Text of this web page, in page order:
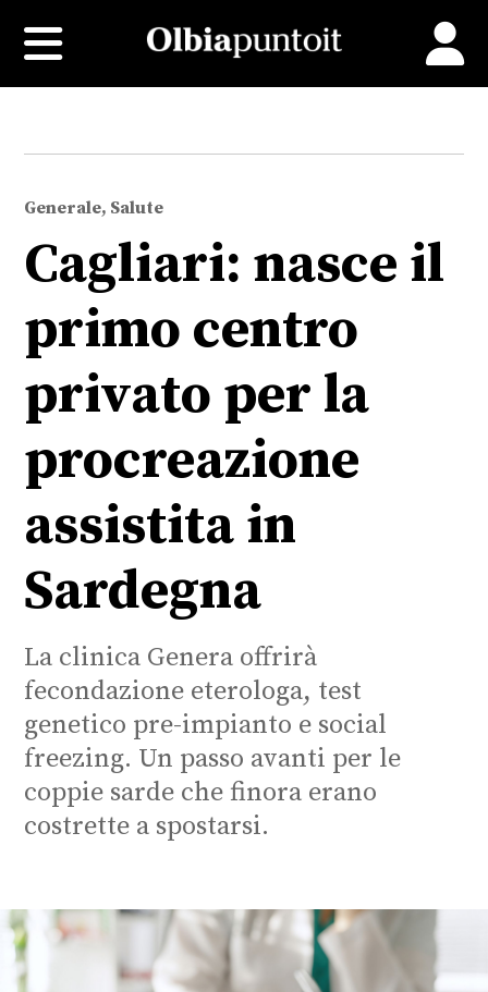
Generale, Salute
Cagliari: nasce il
primo centro
privato per la
procreazione
assistita in
Sardegna
La clinica Genera offrirà
fecondazione eterologa, test
genetico pre-impianto e social
freezing. Un passo avanti per le
coppie sarde che finora erano
costrette a spostarsi.